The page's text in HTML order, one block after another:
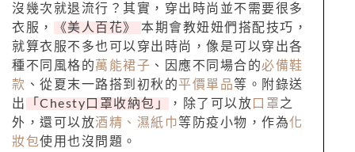
沒幾次就退流行？其實，穿出時尚並不需要很多
衣服，
《美人百花》 本期會教妞妞們搭配技巧，
就算衣服不多也可以穿出時尚，像是可以穿出各
種不同風格的萬能裙子 、因應不同場合的必備鞋
款 、從夏末一路搭到初秋的平價單品等。附錄送
出
「Chesty口罩收納包」 ，除了可以放 口罩之
外，還可以放酒精、濕紙巾等防疫小物，作為化
妝包使用也沒問題。